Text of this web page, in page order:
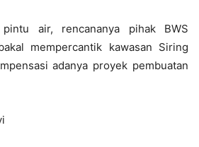
air, rencananya pihak BWS
mempercantik kawasan Siring
adanya proyek pembuatan